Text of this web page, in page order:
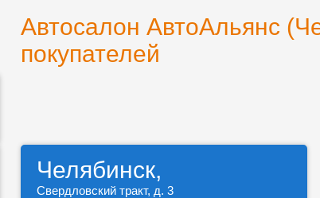
Автосалон АвтоАльянс
покупателей
Челябинск,
Свердловский тракт, д. 3